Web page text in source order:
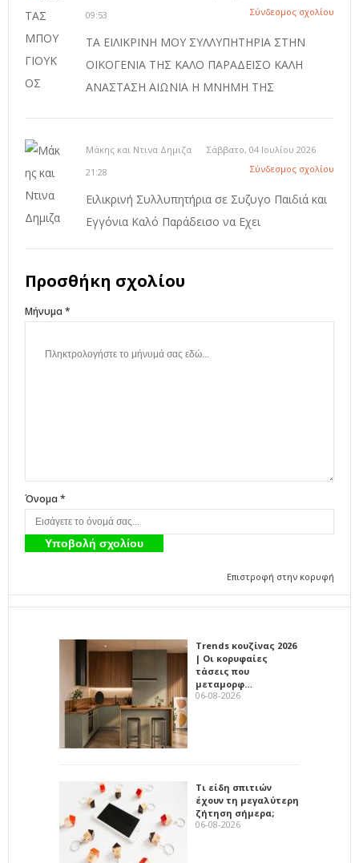
09:53
Σύνδεσμος σχολίου
ΤΑ ΕΙΛΙΚΡΙΝΗ ΜΟΥ ΣΥΛΛΥΠΗΤΗΡΙΑ ΣΤΗΝ
ΟΙΚΟΓΕΝΙΑ ΤΗΣ ΚΑΛΟ ΠΑΡΑΔΕΙΣΟ ΚΑΛΗ
ΑΝΑΣΤΑΣΗ ΑΙΩΝΙΑ Η ΜΝΗΜΗ ΤΗΣ
Μάκης και Ντινα Δημιζα
Σάββατο, 04 Ιουλίου 2026
21:28
Σύνδεσμος σχολίου
Ειλικρινή Συλλυπητήρια σε Συζυγο Παιδιά και
Εγγόνια Καλό Παράδεισο να Εχει
Προσθήκη σχολίου
Μήνυμα *
Όνομα *
Επιστροφή στην κορυφή
Trends κουζίνας 2026
| Οι κορυφαίες
τάσεις που
μεταμορφ…
06-08-2026
Τι είδη σπιτιών
έχουν τη μεγαλύτερη
ζήτηση σήμερα;
06-08-2026